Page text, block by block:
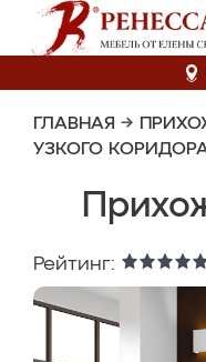
ГЛАВНАЯ →
УЗКОГО
Рейтинг: